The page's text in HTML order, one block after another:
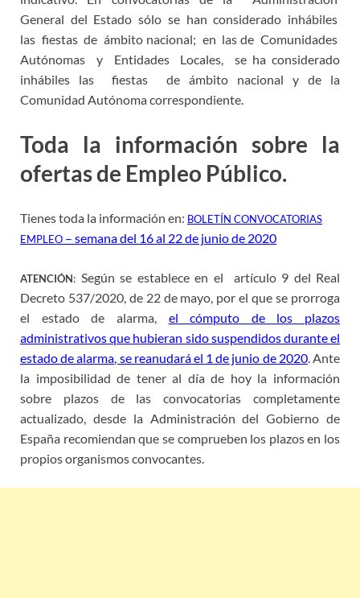
General del Estado sólo se han considerado inhábiles
las fiestas de ámbito nacional; en las de Comunidades
Autónomas y Entidades Locales, se ha considerado
inhábiles las fiestas de ámbito nacional y de la
Comunidad Autónoma correspondiente.
Toda la información sobre la
ofertas de Empleo Público.
Tienes toda la información en: BOLETÍN CONVOCATORIAS
EMPLEO – semana del 16 al 22 de junio de 2020
ATENCIÓN: Según se establece en el artículo 9 del Real
Decreto 537/2020, de 22 de mayo, por el que se prorroga
el estado de alarma, el cómputo de los plazos
administrativos que hubieran sido suspendidos durante el
estado de alarma, se reanudará el 1 de junio de 2020. Ante
la imposibilidad de tener al día de hoy la información
sobre plazos de las convocatorias completamente
actualizado, desde la Administración del Gobierno de
España recomiendan que se comprueben los plazos en los
propios organismos convocantes.